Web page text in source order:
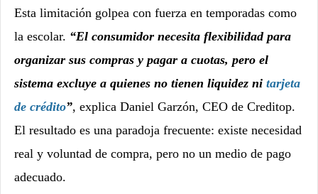
Esta limitación golpea con fuerza en temporadas como
la escolar. “El consumidor necesita flexibilidad para
organizar sus compras y pagar a cuotas, pero el
sistema excluye a quienes no tienen liquidez ni tarjeta
de crédito”, explica Daniel Garzón, CEO de Creditop.
El resultado es una paradoja frecuente: existe necesidad
real y voluntad de compra, pero no un medio de pago
adecuado.